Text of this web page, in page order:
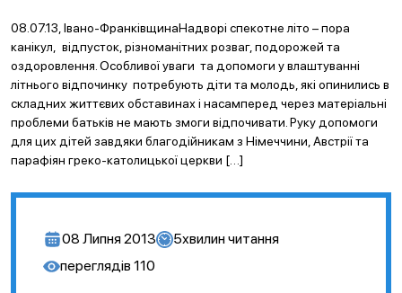
08.07.13, Івано-ФранківщинаНадворі спекотне літо – пора
канікул, відпусток, різноманітних розваг, подорожей та
оздоровлення. Особливої уваги та допомоги у влаштуванні
літнього відпочинку потребують діти та молодь, які опинились в
складних життєвих обставинах і насамперед через матеріальні
проблеми батьків не мають змоги відпочивати. Руку допомоги
для цих дітей завдяки благодійникам з Німеччини, Австрії та
парафіян греко-католицької церкви […]
08 Липня 2013 5хвилин читання
переглядів 110